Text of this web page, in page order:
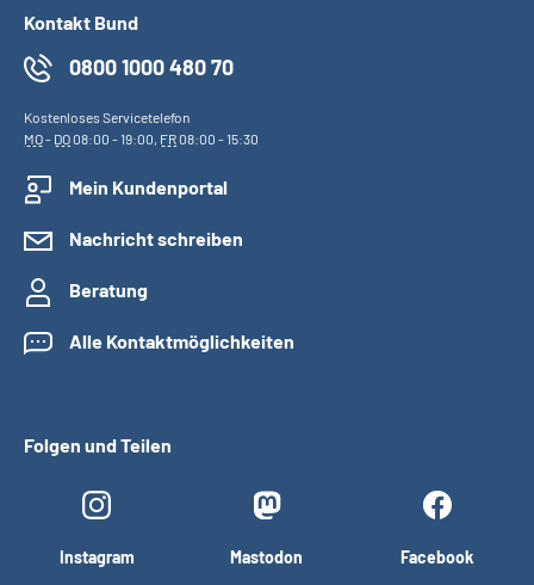
Kontakt Bund
0800 1000 480 70
Kostenloses Servicetelefon
MO- DO08:00 - 19:00, FR08:00 - 15:30
Mein Kundenportal
Nachricht schreiben
Beratung
Alle Kontaktmöglichkeiten
Folgen und Teilen
Instagram Mastodon Facebook